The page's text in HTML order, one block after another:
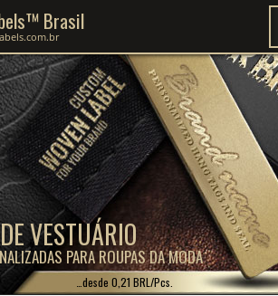
VESTUÁRIO
PARA ROUPAS DA MODA
Brasil
…desde 0,21 BRL/Pcs.